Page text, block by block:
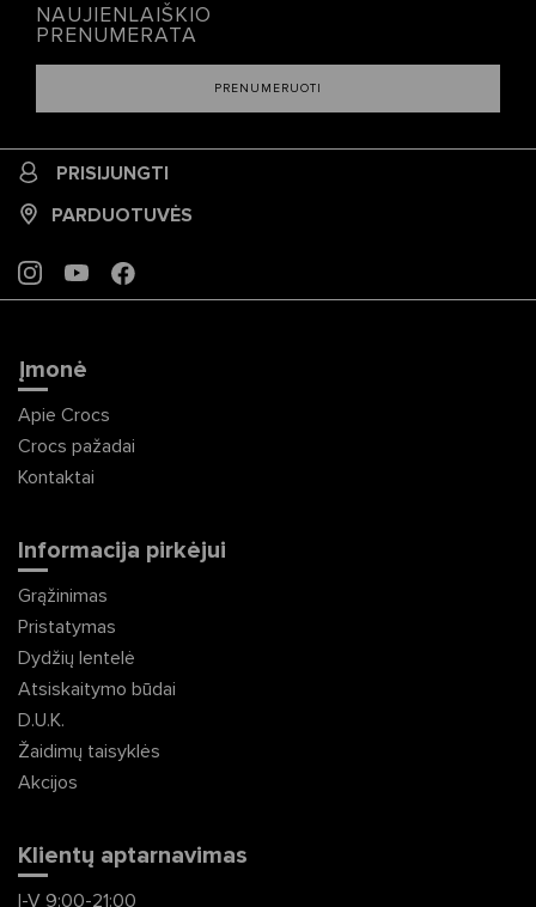
NAUJIENLAIŠKIO
PRENUMERATA
PRENUMERUOTI
PRISIJUNGTI
PARDUOTUVĖS
INSTAGRAM
YOUTUBEFACEBOOK
Įmonė
Apie Crocs
Crocs pažadai
Kontaktai
Informacija pirkėjui
Grąžinimas
Pristatymas
Dydžių lentelė
Atsiskaitymo būdai
D.U.K.
Žaidimų taisyklės
Akcijos
Klientų aptarnavimas
I-V 9:00-21:00